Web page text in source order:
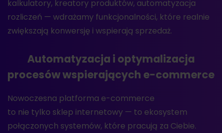
kalkulatory, kreatory produktów, automatyzacja
rozliczeń — wdrażamy funkcjonalności, które realnie
zwiększają konwersję i wspierają sprzedaż.
Automatyzacja i optymalizacja
procesów wspierających e-commerce
Nowoczesna platforma e-commerce
to nie tylko sklep internetowy — to ekosystem
połączonych systemów, które pracują za Ciebie.